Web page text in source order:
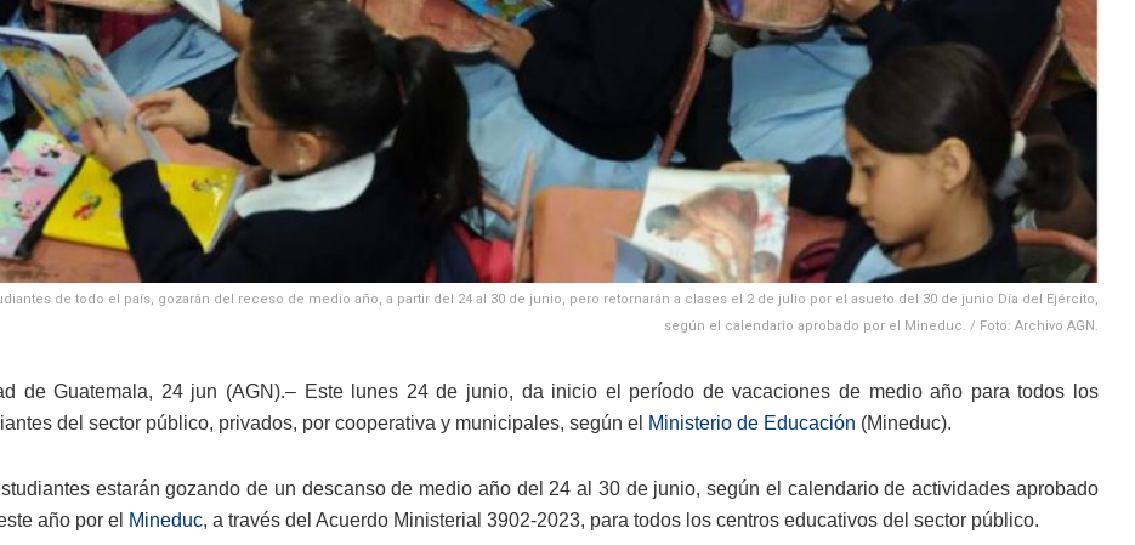
de todo el país, gozarán del receso de medio año, a partir del 24 al 30 de junio, pero retornarán a clases el 2 de julio por el asueto del 30 de junio Día del Ejército,
según el calendario aprobado por el Mineduc. / Foto: Archivo AGN.
de Guatemala, 24 jun (AGN).– Este lunes 24 de junio, da inicio el período de vacaciones de medio año para todos los
del sector público, privados, por cooperativa y municipales, según el Ministerio de Educación (Mineduc).
estarán gozando de un descanso de medio año del 24 al 30 de junio, según el calendario de actividades aprobado
año por el Mineduc, a través del Acuerdo Ministerial 3902-2023, para todos los centros educativos del sector público.